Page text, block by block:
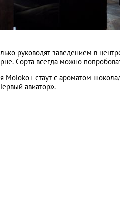
руководят заведением в
Сорта всегда можно
стаут с ароматом
авиатор».